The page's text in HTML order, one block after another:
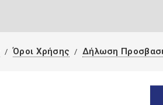
Όροι Χρήσης Δήλωση